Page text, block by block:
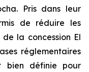
Pris dans leur
de réduire les
la concession El
réglementaires
bien définie pour